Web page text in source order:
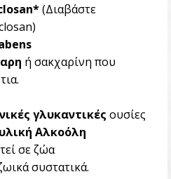
(Διαβάστε
ή σακχαρίνη που
γλυκαντικές ουσίες
Αλκοόλη
σε ζώα
συστατικά.